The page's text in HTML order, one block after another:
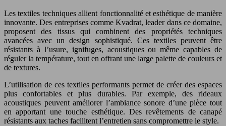
Les textiles techniques allient fonctionnalité et esthétique de manière
innovante. Des entreprises comme Kvadrat, leader dans ce domaine,
proposent des tissus qui combinent des propriétés techniques
avancées avec un design sophistiqué. Ces textiles peuvent être
résistants à l’usure, ignifuges, acoustiques ou même capables de
réguler la température, tout en offrant une large palette de couleurs et
de textures.
L’utilisation de ces textiles performants permet de créer des espaces
plus confortables et plus durables. Par exemple, des rideaux
acoustiques peuvent améliorer l’ambiance sonore d’une pièce tout
en apportant une touche esthétique. Des revêtements de canapé
résistants aux taches facilitent l’entretien sans compromettre le style.